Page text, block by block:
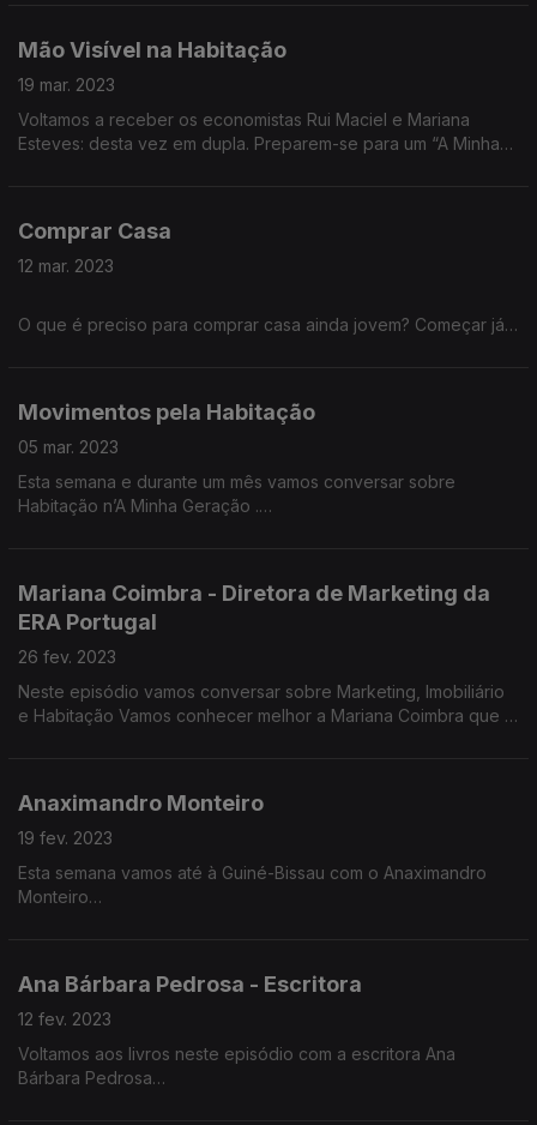
Mão Visível na Habitação
19 mar. 2023
Voltamos a receber os economistas Rui Maciel e Mariana
Esteves: desta vez em dupla. Preparem-se para um “A Minha
Comprar Casa
12 mar. 2023
O que é preciso para comprar casa ainda jovem? Começar já a
convidados que já passaram pelo programa contam-nos a sua
experiência a comprar casa em Portugal.
Movimentos pela Habitação
05 mar. 2023
Esta semana e durante um mês vamos conversar sobre
Habitação n’A Minha Geração .
Contamos com a participação de Vasco Barata, Bernardo
Alves, Dulce Dengue e Teresa Mamede
Rafael Pinheiro vai juntar-se à conversa através de vídeo.
Mariana Coimbra - Diretora de Marketing da
ERA Portugal
26 fev. 2023
Neste episódio vamos conversar sobre Marketing, Imobiliário
e Habitação Vamos conhecer melhor a Mariana Coimbra que é
Anaximandro Monteiro
19 fev. 2023
Esta semana vamos até à Guiné-Bissau com o Anaximandro
Monteiro
Anaximandro nasceu em 1994 em Bissau. Veio para Portugal
fazer o Ensino Superior
Jovem guineense estudou Recursos Humanos e atualmente
trabalha no Instituto Camões.
Ana Bárbara Pedrosa - Escritora
12 fev. 2023
Voltamos aos livros neste episódio com a escritora Ana
Bárbara Pedrosa